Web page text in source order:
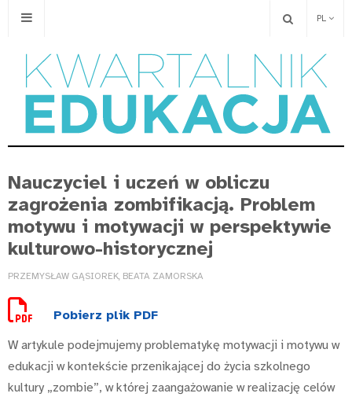
PL
Nauczyciel i uczeń w obliczu
zagrożenia zombifikacją. Problem
motywu i motywacji w perspektywie
kulturowo-historycznej
PRZEMYSŁAW GĄSIOREK, BEATA ZAMORSKA
Pobierz plik PDF
W artykule podejmujemy problematykę motywacji i motywu w
edukacji w kontekście przenikającej do życia szkolnego
kultury „zombie”, w której zaangażowanie w realizację celów